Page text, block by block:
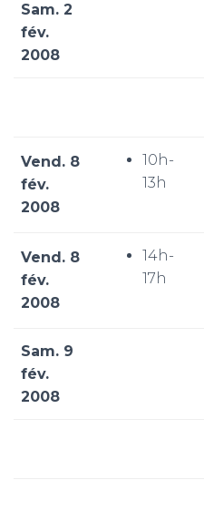
Sam. 2
fév.
2008
Vend. 8
fév.
2008
10h-
13h
Vend. 8
fév.
2008
14h-
17h
Sam. 9
fév.
2008